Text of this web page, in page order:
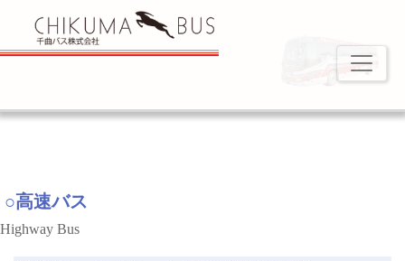
○高速バス
Highway Bus